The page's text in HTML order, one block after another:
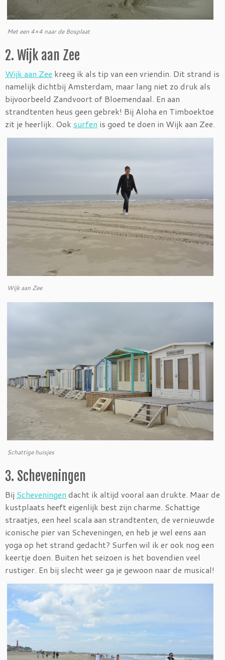
Met een 4×4 naar de Bosplaat
2. Wijk aan Zee
Wijk aan Zee kreeg ik als tip van een vriendin. Dit strand is
namelijk dichtbij Amsterdam, maar lang niet zo druk als
bijvoorbeeld Zandvoort of Bloemendaal. En aan
strandtenten heus geen gebrek! Bij Aloha en Timboektoe
zit je heerlijk. Ook surfen is goed te doen in Wijk aan Zee.
Wijk aan Zee
Schattige huisjes
3. Scheveningen
Bij Scheveningen dacht ik altijd vooral aan drukte. Maar de
kustplaats heeft eigenlijk best zijn charme. Schattige
straatjes, een heel scala aan strandtenten, de vernieuwde
iconische pier van Scheveningen, en heb je wel eens aan
yoga op het strand gedacht? Surfen wil ik er ook nog een
keertje doen. Buiten het seizoen is het bovendien veel
rustiger. En bij slecht weer ga je gewoon naar de musical!